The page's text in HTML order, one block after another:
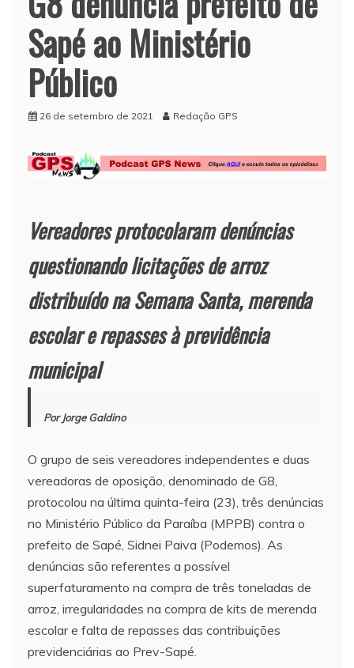
Sapé ao Ministério
Público
26 de setembro de 2021 Redação GPS
Vereadores protocolaram denúncias
questionando licitações de arroz
distribuído na Semana Santa, merenda
escolar e repasses à previdência
municipal
Por Jorge Galdino
O grupo de seis vereadores independentes e duas
vereadoras de oposição, denominado de G8,
protocolou na última quinta-feira (23), três denúncias
no Ministério Público da Paraíba (MPPB) contra o
prefeito de Sapé, Sidnei Paiva (Podemos). As
denúncias são referentes a possível
superfaturamento na compra de três toneladas de
arroz, irregularidades na compra de kits de merenda
escolar e falta de repasses das contribuições
previdenciárias ao Prev-Sapé.